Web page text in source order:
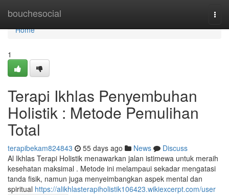
bouchesocial
Home
Home
1
Terapi Ikhlas Penyembuhan
Holistik : Metode Pemulihan
Total
terapibekam824843 55 days ago News
Discuss
Al Ikhlas Terapi Holistik menawarkan jalan istimewa untuk meraih
kesehatan maksimal . Metode ini melampaui sekadar mengatasi
tanda fisik, namun juga menyeimbangkan aspek mental dan
spiritual https://alikhlasterapiholistik106423.wikiexcerpt.com/user